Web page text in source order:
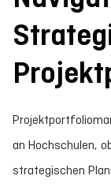
an Hochschulen,
strategischen